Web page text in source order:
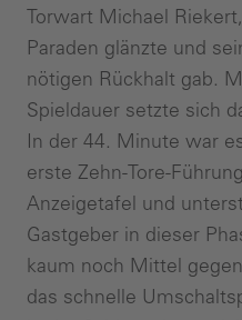
Torwart Michael
Paraden glänzte und
nötigen Rückhalt gab.
Spieldauer setzte sich
In der 44. Minute war
erste Zehn-Tore-
Anzeigetafel und
Gastgeber in dieser
kaum noch Mittel
das schnelle